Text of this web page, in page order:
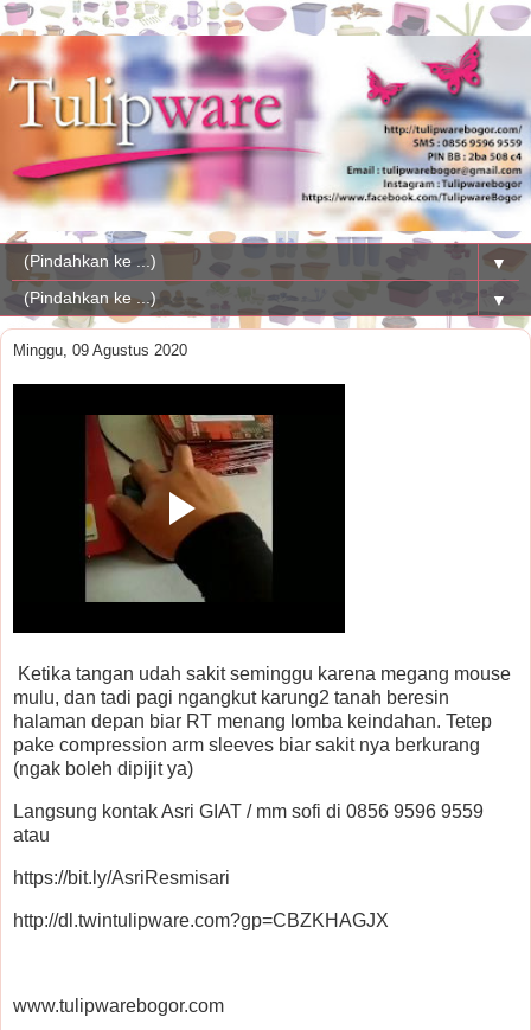
▼
▼
Minggu, 09 Agustus 2020
Ketika tangan udah sakit seminggu karena megang mouse
mulu, dan tadi pagi ngangkut karung2 tanah beresin
halaman depan biar RT menang lomba keindahan. Tetep
pake compression arm sleeves biar sakit nya berkurang
(ngak boleh dipijit ya)
Langsung kontak Asri GIAT / mm sofi di 0856 9596 9559
atau
https://bit.ly/AsriResmisari
http://dl.twintulipware.com?gp=CBZKHAGJX
www.tulipwarebogor.com